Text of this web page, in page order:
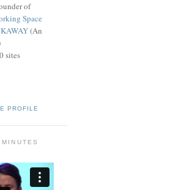
of
Space
(An
sites
PROFILE